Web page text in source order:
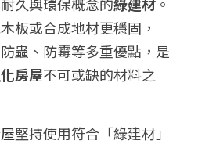
板或合成地材更穩固，
蟲、防霉等多重優點，是
房屋不可或缺的材料之
堅持使用符合「綠建材」